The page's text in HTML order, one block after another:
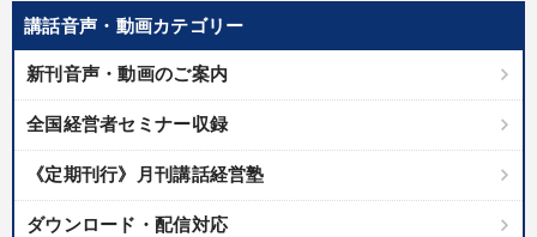
講話音声・動画カテゴリー
新刊音声・動画のご案内
全国経営者セミナー収録
《定期刊行》月刊講話経営塾
ダウンロード・配信対応